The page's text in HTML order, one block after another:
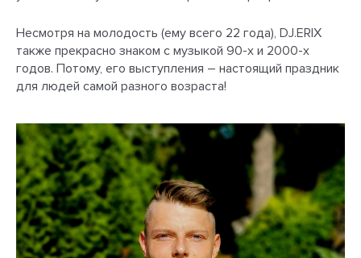
Несмотря на молодость (ему всего 22 года), DJ.ERIX
также прекрасно знаком с музыкой 90-х и 2000-х
годов. Потому, его выступления – настоящий праздник
для людей самой разного возраста!